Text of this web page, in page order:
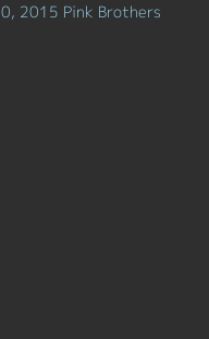
2015 Pink Brothers